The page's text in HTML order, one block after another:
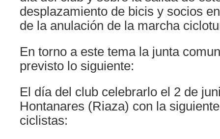
desplazamiento de bicis y socios
de la anulación de la marcha
En torno a este tema la junta
previsto lo siguiente:
El día del club celebrarlo el 2 de
Hontanares (Riaza) con la
ciclistas: